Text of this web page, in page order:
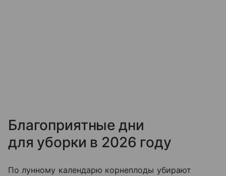
Благоприятные дни
для уборки в 2026 году
По лунному календарю корнеплоды убирают